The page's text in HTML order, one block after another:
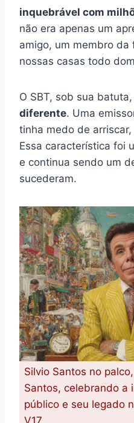
inquebrável com
não era apenas um
amigo, um membro da
nossas casas todo
O SBT, sob sua
diferente. Uma
tinha medo de
Essa característica foi
e continua sendo um
sucederam.
Silvio Santos no
Santos, celebrando a
público e seu legado
V17